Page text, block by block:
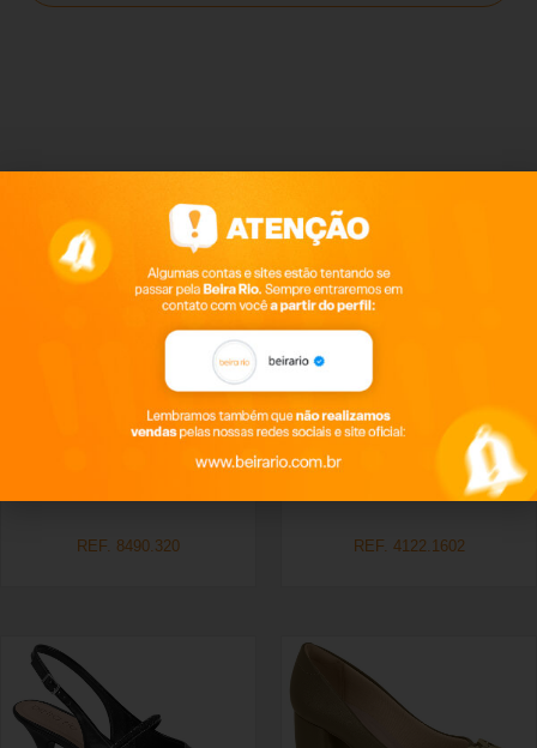
Produtos relacionados
REF. 8490.320 REF. 4122.1602